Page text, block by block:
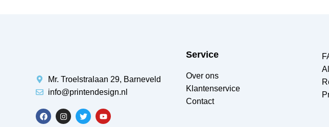
Mr. Troelstralaan 29, Barneveld
info@printendesign.nl
Service
Over ons
Klantenservice
Contact